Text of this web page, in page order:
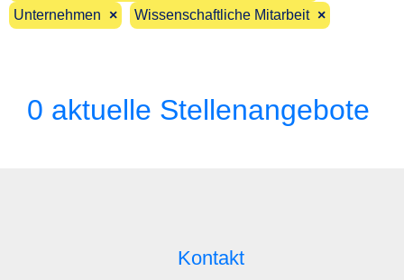
Unternehmen × Wissenschaftliche Mitarbeit ×
0 aktuelle Stellenangebote
Kontakt